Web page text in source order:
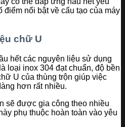
điểm nổi bật về cấu tạo của máy
chữ U
hết các nguyên liệu sử dụng
loại inox 304 đạt chuẩn, độ bền
U của thùng trộn giúp việc
hơn rất nhiều.
sẽ được gia công theo nhiều
phụ thuộc hoàn toàn vào yêu